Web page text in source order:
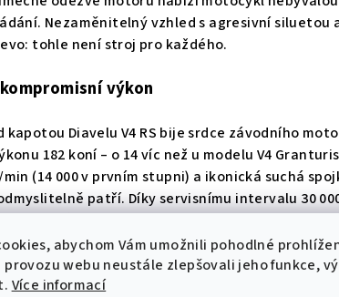
abychom Vám umožnili pohodlné
provozu webu neustále zlepšovali jeho funkce,
Více informací
Nezaměnitelný vzhled s agresivní siluetou
tohle není stroj pro každého.
výkon
kapotou Diavelu V4 RS bije srdce závodního
182 koní – o 14 víc než u modelu V4
(14 000 v prvním stupni) a ikonická suchá
patří. Díky servisnímu intervalu 30
generace